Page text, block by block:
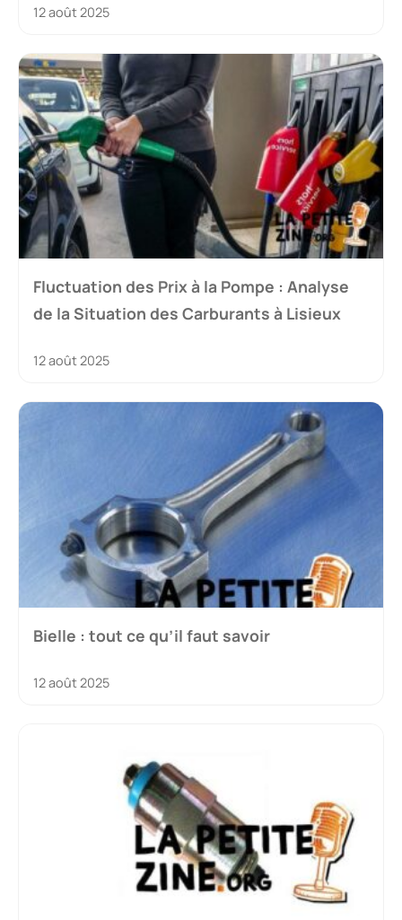
12 août 2025
Fluctuation des Prix à la Pompe : Analyse
de la Situation des Carburants à Lisieux
12 août 2025
Bielle : tout ce qu’il faut savoir
12 août 2025